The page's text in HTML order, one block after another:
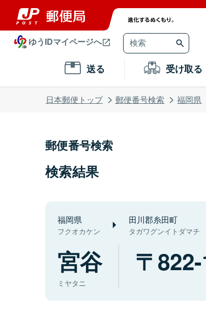
ゆうIDマイページへ
送る 受け取る
日本郵便トップ 郵便番号検索 福岡県
郵便番号検索
検索結果
福岡県
フクオカケン
田川郡糸田町
タガワグンイトダマチ
宮谷
ミヤタニ